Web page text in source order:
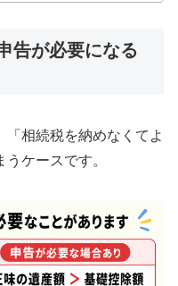
告が必要になる
相続税を納めなくてよ
ケースです。